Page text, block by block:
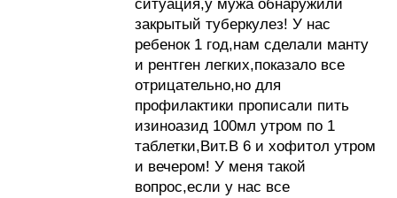
ситуация,у мужа обнаружили
закрытый туберкулез! У нас
ребенок 1 год,нам сделали манту
и рентген легких,показало все
отрицательно,но для
профилактики прописали пить
изиноазид 100мл утром по 1
таблетки,Вит.В 6 и хофитол утром
и вечером! У меня такой
вопрос,если у нас все